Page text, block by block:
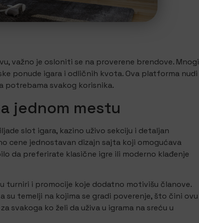
važno je osloniti se na proverene brendove. Mnogi
ponude igara i odličnih kvota. Ova platforma nudi
potrebama svakog korisnika.
jednom mestu
slot igara, kazino uživo sekciju i detaljan
cene jednostavan dizajn sajta koji omogućava
da preferirate klasične igre ili moderno klađenje
turniri i promocije koje dodatno motivišu članove.
temelji na kojima se gradi poverenje, što čini ovu
svakoga ko želi da uživa u igrama na sreću u